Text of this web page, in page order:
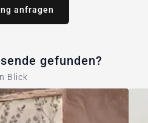
anfragen
gefunden?
Blick